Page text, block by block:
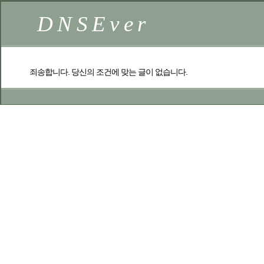
DNSEver
죄송합니다. 당신의 조건에 맞는 글이 없습니다.